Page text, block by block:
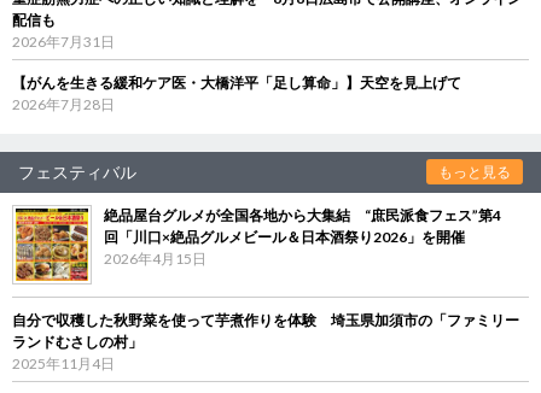
配信も
2026年7月31日
【がんを生きる緩和ケア医・大橋洋平「足し算命」】天空を見上げて
2026年7月28日
フェスティバル もっと見る
絶品屋台グルメが全国各地から大集結 “庶民派食フェス”第4
回「川口×絶品グルメビール＆日本酒祭り2026」を開催
2026年4月15日
自分で収穫した秋野菜を使って芋煮作りを体験 埼玉県加須市の「ファミリー
ランドむさしの村」
2025年11月4日